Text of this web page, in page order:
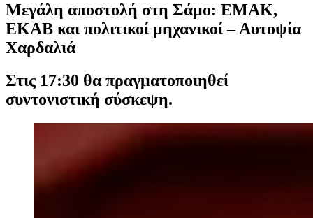
Μεγάλη αποστολή στη Σάμο: ΕΜΑΚ,
ΕΚΑΒ και πολιτικοί μηχανικοί – Αυτοψία
Χαρδαλιά
Στις 17:30 θα πραγματοποιηθεί
συντονιστική σύσκεψη.